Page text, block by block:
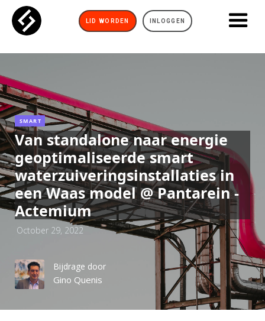
LID WORDEN INLOGGEN
SMART
Van standalone naar energie
geoptimaliseerde smart
waterzuiveringsinstallaties in
een Waas model @ Pantarein -
Actemium
October 29, 2022
Bijdrage door
Gino Quenis